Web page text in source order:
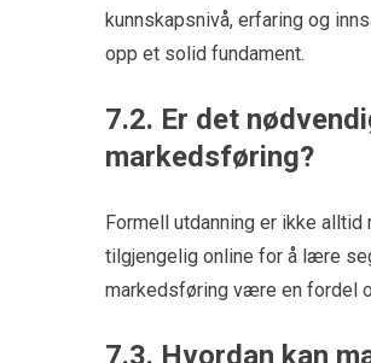
kunnskapsnivå, erfaring og
opp et solid fundament.
7.2. Er det
markedsføring?
Formell utdanning er ikke
tilgjengelig online for å lære
markedsføring være en fordel